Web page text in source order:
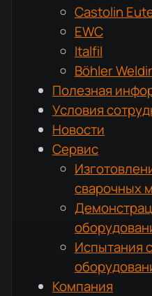
Castolin
EWC
Italfil
Böhler
Полезная
Условия
Новости
Сервис
сварочных
Испытания
Компания